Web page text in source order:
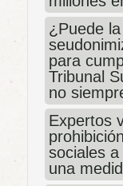
¿Puede
para
Tribunal
no
Expertos
sociales
una